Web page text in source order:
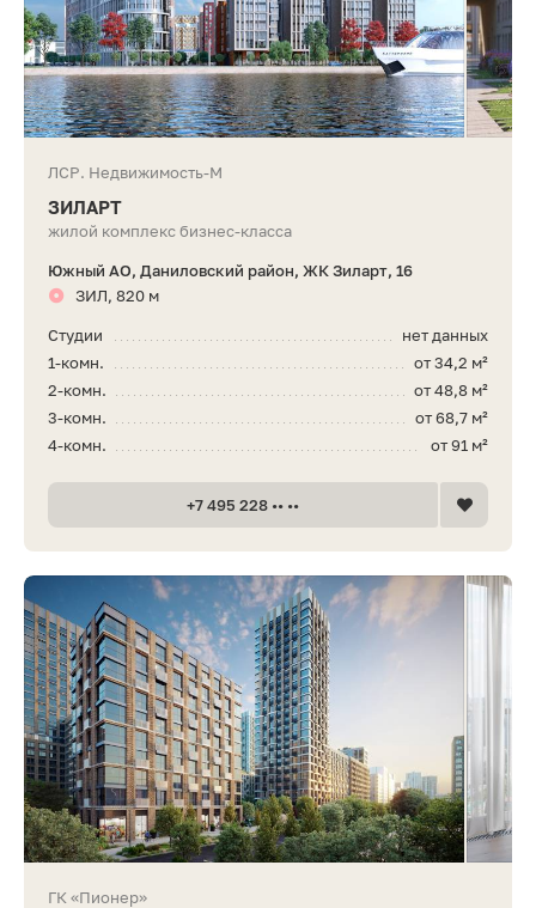
ЛСР. Недвижимость-М
ЗИЛАРТ
жилой комплекс бизнес-класса
Южный АО, Даниловский район, ЖК Зиларт, 16
ЗИЛ, 820 м
нет данных
Студии
от 34,2 м²
1-комн.
от 48,8 м²
2-комн.
от 68,7 м²
3-комн.
от 91 м²
4-комн.
+7 495 228 •• ••
ГК «Пионер»